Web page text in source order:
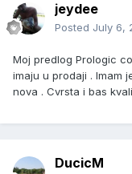
jeydee
Posted July 6,
Moj predlog Prologic
imaju u prodaji . Imam
nova . Cvrsta i bas
DucicM